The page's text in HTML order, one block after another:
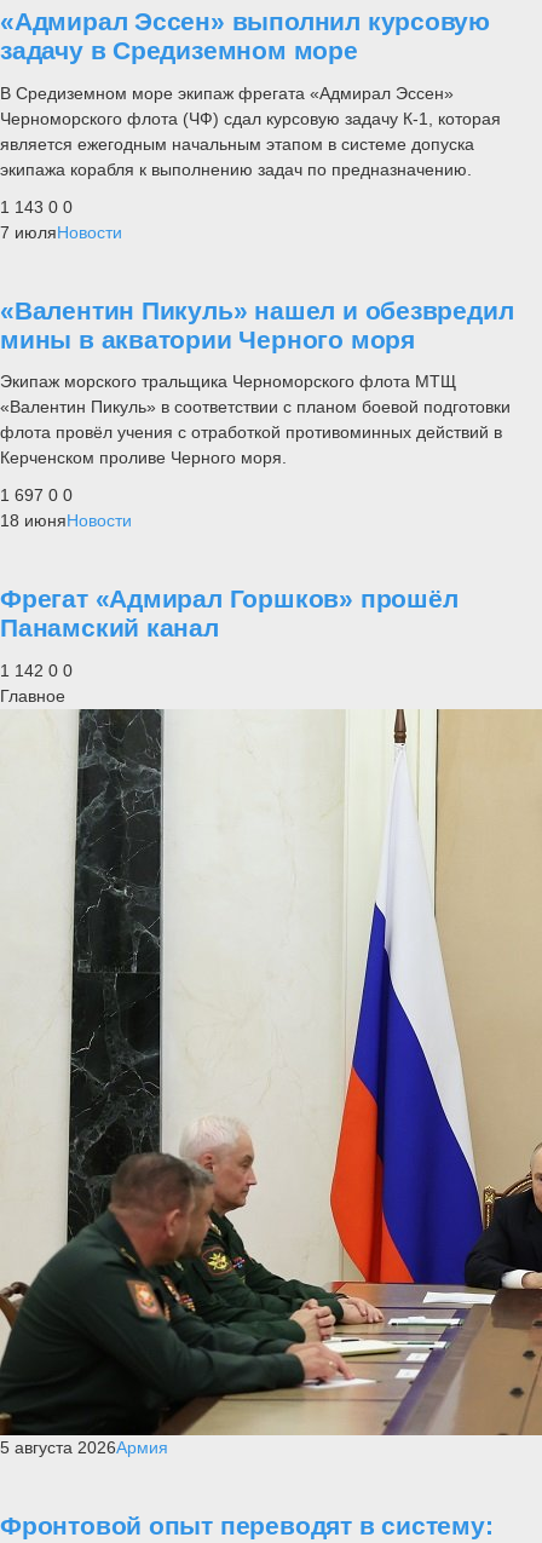
«Адмирал Эссен» выполнил курсовую
задачу в Средиземном море
В Средиземном море экипаж фрегата «Адмирал Эссен»
Черноморского флота (ЧФ) сдал курсовую задачу К-1, которая
является ежегодным начальным этапом в системе допуска
экипажа корабля к выполнению задач по предназначению.
1 143 0 0
7 июляНовости
«Валентин Пикуль» нашел и обезвредил
мины в акватории Черного моря
Экипаж морского тральщика Черноморского флота МТЩ
«Валентин Пикуль» в соответствии с планом боевой подготовки
флота провёл учения с отработкой противоминных действий в
Керченском проливе Черного моря.
1 697 0 0
18 июняНовости
Фрегат «Адмирал Горшков» прошёл
Панамский канал
1 142 0 0
Главное
5 августа 2026Армия
Фронтовой опыт переводят в систему: